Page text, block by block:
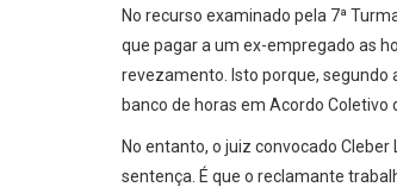
No recurso examinado pela 7ª
que pagar a um ex-empregado as
revezamento. Isto porque, segundo
banco de horas em Acordo Coletivo
No entanto, o juiz convocado
sentença. É que o reclamante